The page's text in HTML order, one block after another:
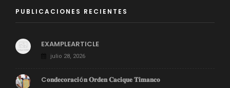
PUBLICACIONES RECIENTES
EXAMPLEARTICLE
julio 28, 2026
C𝐨𝐧𝐝𝐞𝐜𝐨𝐫𝐚𝐜𝐢ó𝐧 𝐎𝐫𝐝𝐞𝐧 𝐂𝐚𝐜𝐢𝐪𝐮𝐞 𝐓𝐢𝐦𝐚𝐧𝐜𝐨